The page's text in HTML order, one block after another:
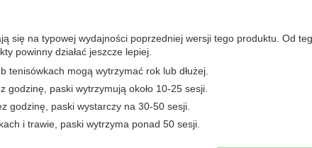
się na typowej wydajności poprzedniej wersji tego produktu. Od
powinny działać jeszcze lepiej.
tenisówkach mogą wytrzymać rok lub dłużej.
godzinę, paski wytrzymują około 10-25 sesji.
godzinę, paski wystarczy na 30-50 sesji.
i trawie, paski wytrzyma ponad 50 sesji.